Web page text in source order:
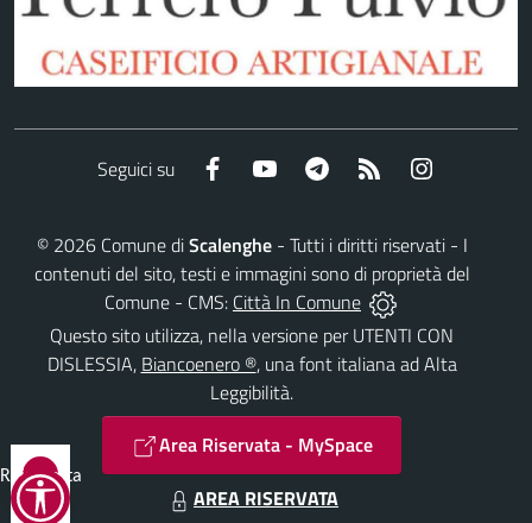
Seguici su Facebook YouTube Telegram RSS
© 2026Comune diScalenghe- Tutti i diritti riservati - I
contenuti del sito, testi e immagini sono di proprietà del
Comune - CMS: Città In Comune
Questo sito utilizza, nella versione per UTENTI CON
DISLESSIA, Biancoenero ®, una font italiana ad Alta
Leggibilità.
Area Riservata - MySpace
AREA RISERVATA
Reimposta
tutto